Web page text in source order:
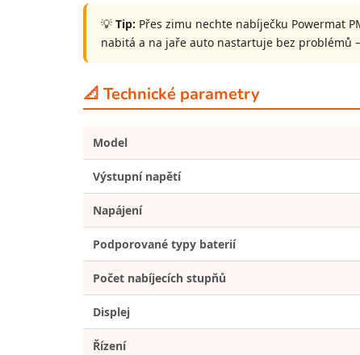
💡 Tip: Přes zimu nechte nabíječku Powermat
nabitá a na jaře auto nastartuje bez problémů
📐 Technické parametry
Model
Výstupní napětí
Napájení
Podporované typy baterií
Počet nabíjecích stupňů
Displej
Řízení